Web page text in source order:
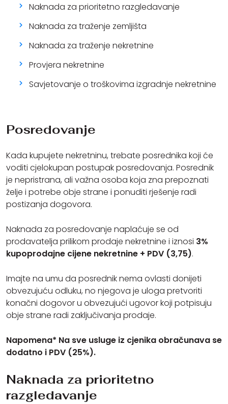
Posredovanje
Kada kupujete nekretninu, trebate posrednika koji će
voditi cjelokupan postupak posredovanja. Posrednik
je nepristrana, ali važna osoba koja zna prepoznati
želje i potrebe obje strane i ponuditi rješenje radi
postizanja dogovora.
Naknada za posredovanje naplaćuje se od
prodavatelja prilikom prodaje nekretnine i iznosi 3%
kupoprodajne cijene nekretnine + PDV (3,75).
Imajte na umu da posrednik nema ovlasti donijeti
obvezujuću odluku, no njegova je uloga pretvoriti
konačni dogovor u obvezujući ugovor koji potpisuju
obje strane radi zaključivanja prodaje.
Napomena* Na sve usluge iz cjenika obračunava se
dodatno i PDV (25%).
Naknada za prioritetno
razgledavanje
Naknada za prioritetno razgledavanje
Naknada za traženje zemljišta
Naknada za traženje nekretnine
Provjera nekretnine
Savjetovanje o troškovima izgradnje nekretnine